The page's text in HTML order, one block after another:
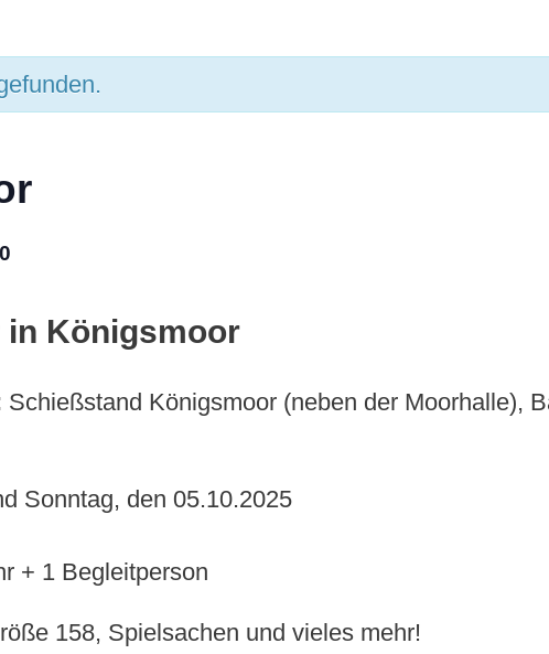
in Königsmoor
Schießstand Königsmoor (neben der Moorhalle),
Sonntag, den 05.10.2025
+ 1 Begleitperson
158, Spielsachen und vieles mehr!